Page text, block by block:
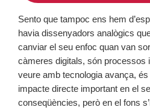
Sento que tampoc ens hem
havia dissenyadors analògics
canviar el seu enfoc quan van
càmeres digitals, són processos
veure amb tecnologia avança,
impacte directe important en el
conseqüències, però en el fons